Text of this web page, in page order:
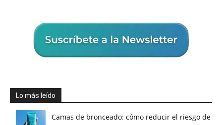
Lo más leído
Camas de bronceado: cómo reducir el riesgo de